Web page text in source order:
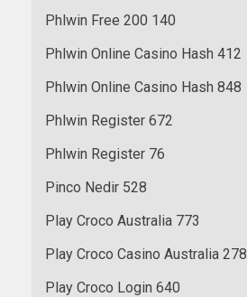
Phlwin Free 200 140
Phlwin Online Casino Hash 412
Phlwin Online Casino Hash 848
Phlwin Register 672
Phlwin Register 76
Pinco Nedir 528
Play Croco Australia 773
Play Croco Casino Australia 278
Play Croco Login 640